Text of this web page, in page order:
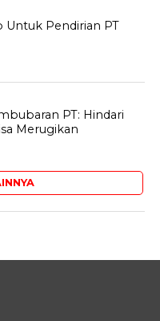
Untuk Pendirian PT
PT: Hindari
Merugikan